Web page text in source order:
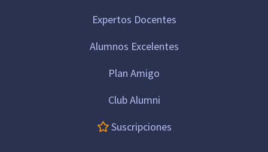
Expertos Docentes
Alumnos Excelentes
Plan Amigo
Club Alumni
Suscripciones